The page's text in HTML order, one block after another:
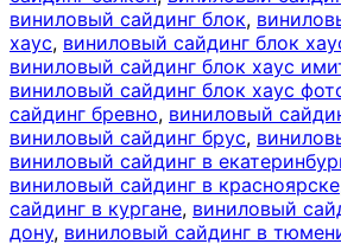
виниловый сайдинг блок,
хаус, виниловый сайдинг блок
виниловый сайдинг блок хаус
виниловый сайдинг блок хаус
сайдинг бревно, виниловый
виниловый сайдинг брус,
виниловый сайдинг в
виниловый сайдинг в красноярске
сайдинг в кургане, виниловый
дону, виниловый сайдинг в